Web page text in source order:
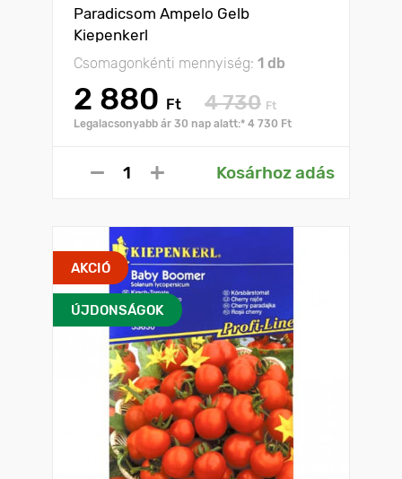
Paradicsom Ampelo Gelb
Kiepenkerl
Csomagonkénti mennyiség: 1 db
2 880 Ft 4 730 Ft
Legalacsonyabb ár 30 nap alatt:* 4 730 Ft
Kosárhoz adás
AKCIÓ
ÚJDONSÁGOK